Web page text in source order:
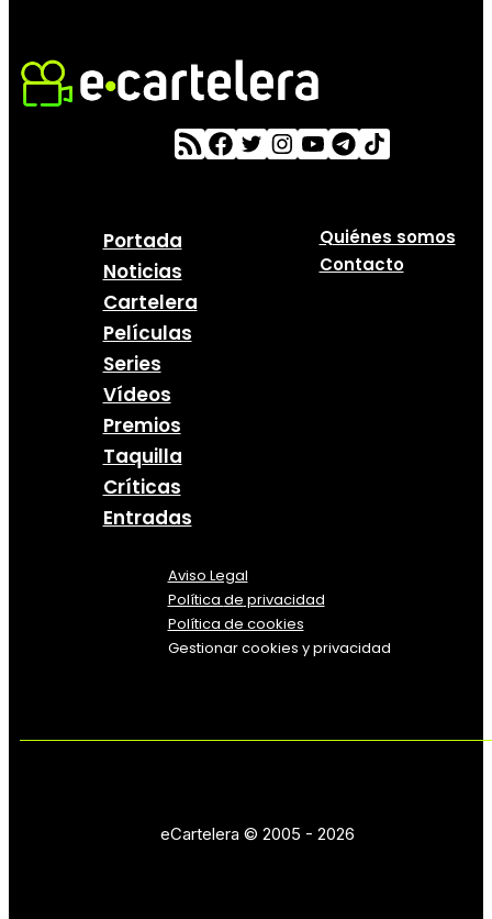
Portada
Noticias
Cartelera
Películas
Series
Vídeos
Premios
Taquilla
Críticas
Entradas
Quiénes somos
Contacto
Aviso Legal
Política de privacidad
Política de cookies
Gestionar cookies y privacidad
eCartelera © 2005 - 2026